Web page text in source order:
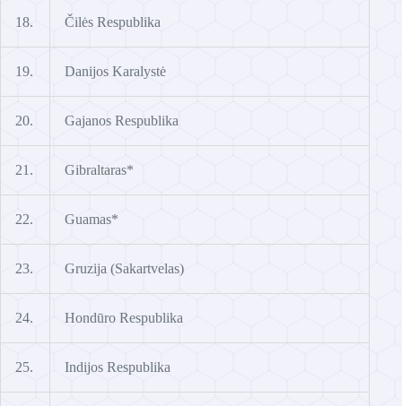
18. Čilės Respublika
19. Danijos Karalystė
20. Gajanos Respublika
21. Gibraltaras*
22. Guamas*
23. Gruzija (Sakartvelas)
24. Hondūro Respublika
25. Indijos Respublika